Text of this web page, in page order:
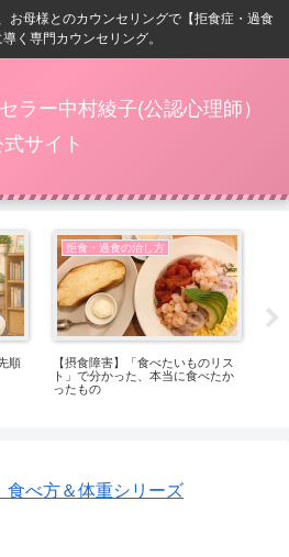
お母様とのカウンセリングで【拒食症・過食
く専門カウンセリング。
ラー中村綾子(公認心理師）
サイト
順
拒食・過食の治し方
【摂食障害】「食べたいものリス
ト」で分かった、本当に食べたか
ったもの
食べ方＆体重シリーズ